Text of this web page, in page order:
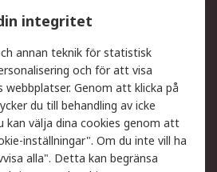
Teknisk Support
Exportlösningar
Retur av varor
Spåra din order
Fördelar med RS-konto
integritet
annan teknik för statistisk
och för att visa
Genom att klicka på
du till behandling av icke
kan välja dina cookies genom att
inställningar". Om du inte vill ha
alla". Detta kan begränsa